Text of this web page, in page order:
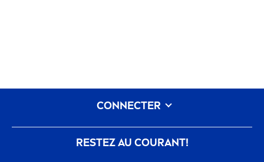
RESTEZ AU COURANT!
CONNECTER